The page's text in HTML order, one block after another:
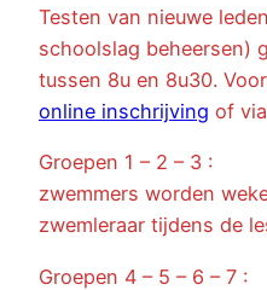
Testen van nieuwe
schoolslag beheersen)
tussen 8u en 8u30.
online inschrijving of
Groepen 1 – 2 – 3 :
zwemmers worden
zwemleraar tijdens de
Groepen 4 – 5 – 6 – 7 :